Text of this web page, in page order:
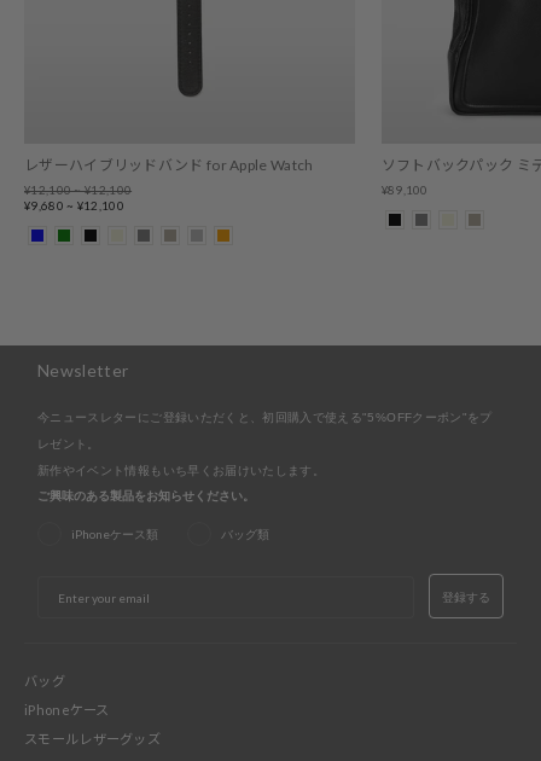
レザーハイブリッドバンド for Apple Watch
Regular
price
¥12,100 ~ ¥12,100
Sale
¥9,680 ~ ¥12,100
ソフトバックパック ミ
¥89,100
Newsletter
今ニュースレターにご登録いただくと、初回購入で使える"5%OFFクーポン"をプ
レゼント。
新作やイベント情報もいち早くお届けいたします。
ご興味のある製品をお知らせください。
iPhoneケース類 バッグ類
登録する
バッグ
iPhoneケース
スモールレザーグッズ